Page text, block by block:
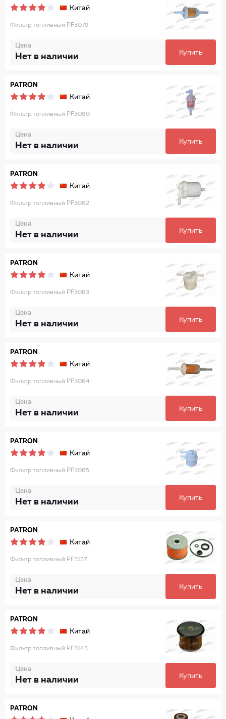
Китай
Фильтр топливный PF3079
Цена
Нет в наличии Купить
PATRON
Китай
Фильтр топливный PF3080
Цена
Нет в наличии Купить
PATRON
Китай
Фильтр топливный PF3082
Цена
Нет в наличии Купить
PATRON
Китай
Фильтр топливный PF3083
Цена
Нет в наличии Купить
PATRON
Китай
Фильтр топливный PF3084
Цена
Нет в наличии Купить
PATRON
Китай
Фильтр топливный PF3085
Цена
Нет в наличии Купить
PATRON
Китай
Фильтр топливный PF3137
Цена
Нет в наличии Купить
PATRON
Китай
Фильтр топливный PF3143
Цена
Нет в наличии Купить
PATRON